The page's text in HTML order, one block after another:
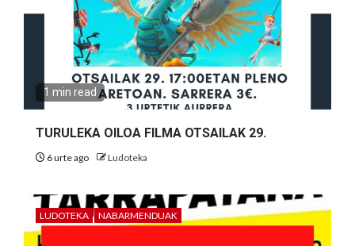
1 min read
TURULEKA OILOA FILMA OTSAILAK 29.
6 urte ago Ludoteka
LUDOTEKA NABARMENDUAK